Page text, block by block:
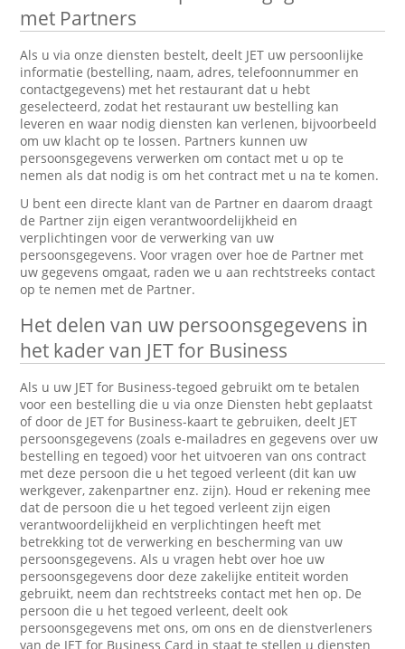
met Partners
Als u via onze diensten bestelt, deelt JET uw persoonlijke
informatie (bestelling, naam, adres, telefoonnummer en
contactgegevens) met het restaurant dat u hebt
geselecteerd, zodat het restaurant uw bestelling kan
leveren en waar nodig diensten kan verlenen, bijvoorbeeld
om uw klacht op te lossen. Partners kunnen uw
persoonsgegevens verwerken om contact met u op te
nemen als dat nodig is om het contract met u na te komen.
U bent een directe klant van de Partner en daarom draagt
de Partner zijn eigen verantwoordelijkheid en
verplichtingen voor de verwerking van uw
persoonsgegevens. Voor vragen over hoe de Partner met
uw gegevens omgaat, raden we u aan rechtstreeks contact
op te nemen met de Partner.
Het delen van uw persoonsgegevens in
het kader van JET for Business
Als u uw JET for Business-tegoed gebruikt om te betalen
voor een bestelling die u via onze Diensten hebt geplaatst
of door de JET for Business-kaart te gebruiken, deelt JET
persoonsgegevens (zoals e-mailadres en gegevens over uw
bestelling en tegoed) voor het uitvoeren van ons contract
met deze persoon die u het tegoed verleent (dit kan uw
werkgever, zakenpartner enz. zijn). Houd er rekening mee
dat de persoon die u het tegoed verleent zijn eigen
verantwoordelijkheid en verplichtingen heeft met
betrekking tot de verwerking en bescherming van uw
persoonsgegevens. Als u vragen hebt over hoe uw
persoonsgegevens door deze zakelijke entiteit worden
gebruikt, neem dan rechtstreeks contact met hen op. De
persoon die u het tegoed verleent, deelt ook
persoonsgegevens met ons, om ons en de dienstverleners
van de JET for Business Card in staat te stellen u diensten